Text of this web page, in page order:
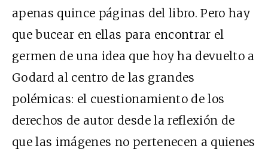
apenas quince páginas del libro. Pero hay
que bucear en ellas para encontrar el
germen de una idea que hoy ha devuelto a
Godard al centro de las grandes
polémicas: el cuestionamiento de los
derechos de autor desde la reflexión de
que las imágenes no pertenecen a quienes